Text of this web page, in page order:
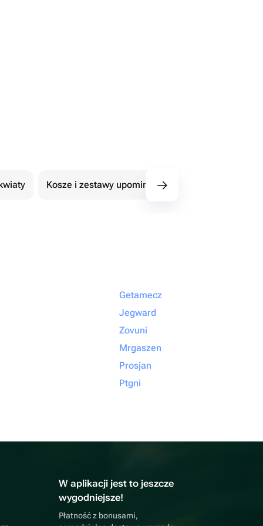
Kosze i zestawy upominkowe
Getamecz
Jegward
Zovuni
Mrgaszen
Prosjan
Ptgni
W aplikacji jest to jeszcze
wygodniejsze!
Płatność z bonusami,